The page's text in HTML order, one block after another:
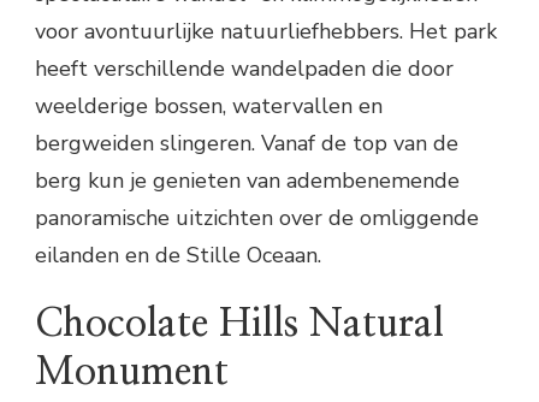
voor avontuurlijke natuurliefhebbers. Het park
heeft verschillende wandelpaden die door
weelderige bossen, watervallen en
bergweiden slingeren. Vanaf de top van de
berg kun je genieten van adembenemende
panoramische uitzichten over de omliggende
eilanden en de Stille Oceaan.
Chocolate Hills Natural
Monument